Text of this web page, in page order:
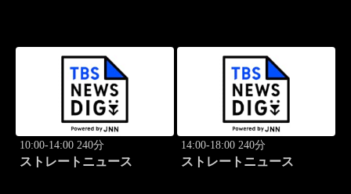
10:00-14:00 240分
ストレートニュース
14:00-18:00 240分
ストレートニュース